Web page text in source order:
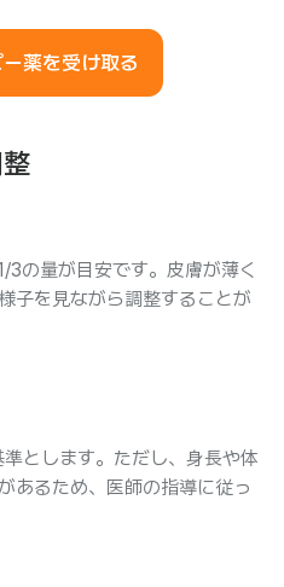
薬を受け取る
の量が目安です。皮膚が薄く
子を見ながら調整することが
とします。ただし、身長や体
あるため、医師の指導に従っ